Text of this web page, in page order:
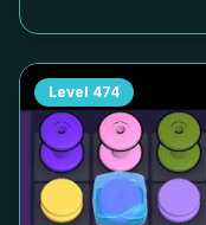
Level 474